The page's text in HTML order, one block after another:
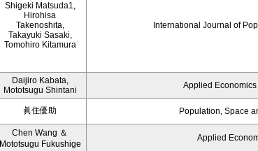
Shigeki Matsuda1,
Hirohisa
Takenoshita,
Takayuki Sasaki,
Tomohiro Kitamura
International Journal of
Daijiro Kabata,
Mototsugu Shintani
Applied Economics
眞住優助 Population, Space
Chen Wang ＆
Mototsugu Fukushige
Applied